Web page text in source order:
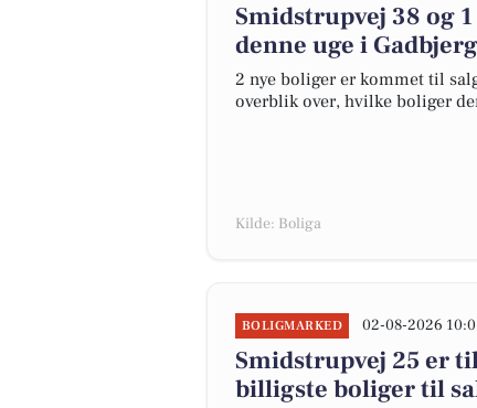
Smidstrupvej 38 og
denne uge i
2 nye boliger er kommet til
overblik over, hvilke boliger
Kilde: Boliga
BOLIGMARKED 02-08-2026
Smidstrupvej 25 er
billigste boliger til